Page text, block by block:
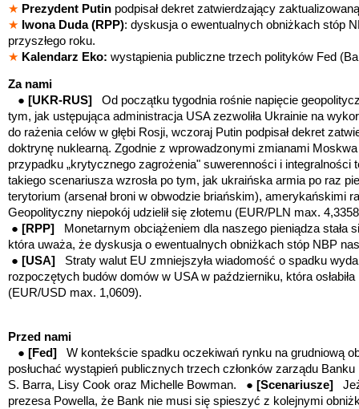
★ Prezydent Putin podpisał dekret zatwierdzający
★ Iwona Duda (RPP): dyskusja o ewentualnych obniżkach stóp
przyszłego roku.
★ Kalendarz Eko: wystąpienia publiczne trzech polityków Fed
Za nami
● [UKR-RUS] Od początku tygodnia rośnie napięcie
tym, jak ustępująca administracja USA zezwoliła Ukrainie na
do rażenia celów w głębi Rosji, wczoraj Putin podpisał dekret
doktrynę nuklearną. Zgodnie z wprowadzonymi zmianami
przypadku „krytycznego zagrożenia" suwerenności i integralności
takiego scenariusza wzrosła po tym, jak ukraińska armia po raz
terytorium (arsenał broni w obwodzie briańskim), amerykańskimi
Geopolityczny niepokój udzielił się złotemu (EUR/PLN max.
● [RPP]
Monetarnym obciążeniem dla naszego pieniądza stała
która uważa, że dyskusja o ewentualnych obniżkach stóp NBP
● [USA] Straty walut EU zmniejszyła wiadomość o spadku
rozpoczętych budów domów w USA w październiku, która
(EUR/USD max. 1,0609).
Przed nami
● [Fed]
W kontekście spadku oczekiwań rynku na grudniową
posłuchać wystąpień publicznych trzech członków zarządu
S. Barra, Lisy Cook oraz Michelle Bowman. ● [Scenariusze]
prezesa Powella, że Bank nie musi się spieszyć z kolejnymi